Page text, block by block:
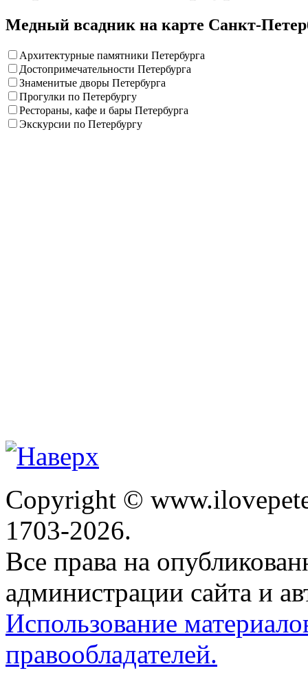
Медный всадник на карте Санкт-
Архитектурные памятники Петербурга
Достопримечательности Петербурга
Знаменитые дворы Петербурга
Прогулки по Петербургу
Рестораны, кафе и бары Петербурга
Экскурсии по Петербургу
Copyright ©
1703-2026.
Все права на
администрации сайта и
Использование
правообладателей.